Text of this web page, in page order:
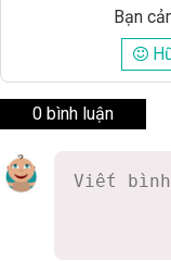
Bạn
0 bình luận